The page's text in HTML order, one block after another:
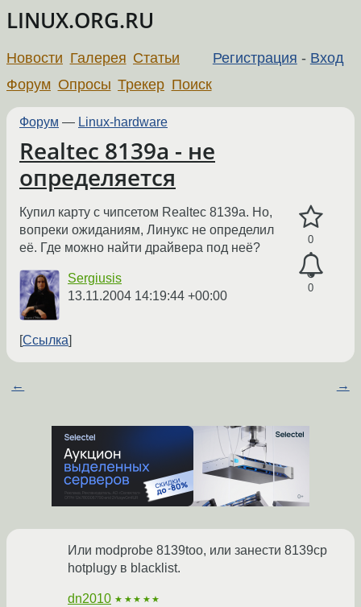
LINUX.ORG.RU
Регистрация - Вход
Новости Галерея Статьи
Форум Опросы Трекер Поиск
Форум — Linux-hardware
Realtec 8139a - не
определяется
0
0
Купил карту с чипсетом Realtec 8139a. Но,
вопреки ожиданиям, Линукс не определил
её. Где можно найти драйвера под неё?
Sergiusis
13.11.2004 14:19:44 +00:00
Ссылка
← →
Или modprobe 8139too, или занести 8139cp
hotplugу в blacklist.
dn2010 ★★★★★